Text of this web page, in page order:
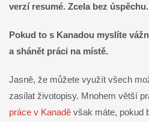
verzí resumé. Zcela bez úspěchu.
Pokud to s Kanadou myslíte
a shánět práci na místě.
Jasně, že můžete využít všech
zasílat životopisy. Mnohem větší
práce v Kanadě však máte, pokud